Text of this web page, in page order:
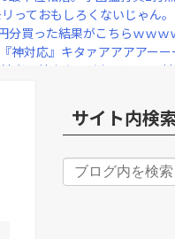
っておもしろくないじゃん
分買った結果がこちらｗｗｗ
神対応』キタァアアアアーー
演者Ｘ特定なら降板ドミノ 被
「日本国憲法の3大原則を絶
サイト内検